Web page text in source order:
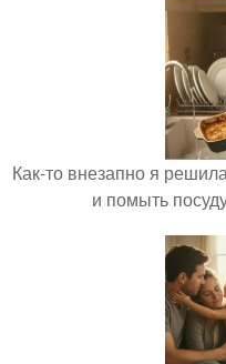
Как-то внезапно я
и помыть